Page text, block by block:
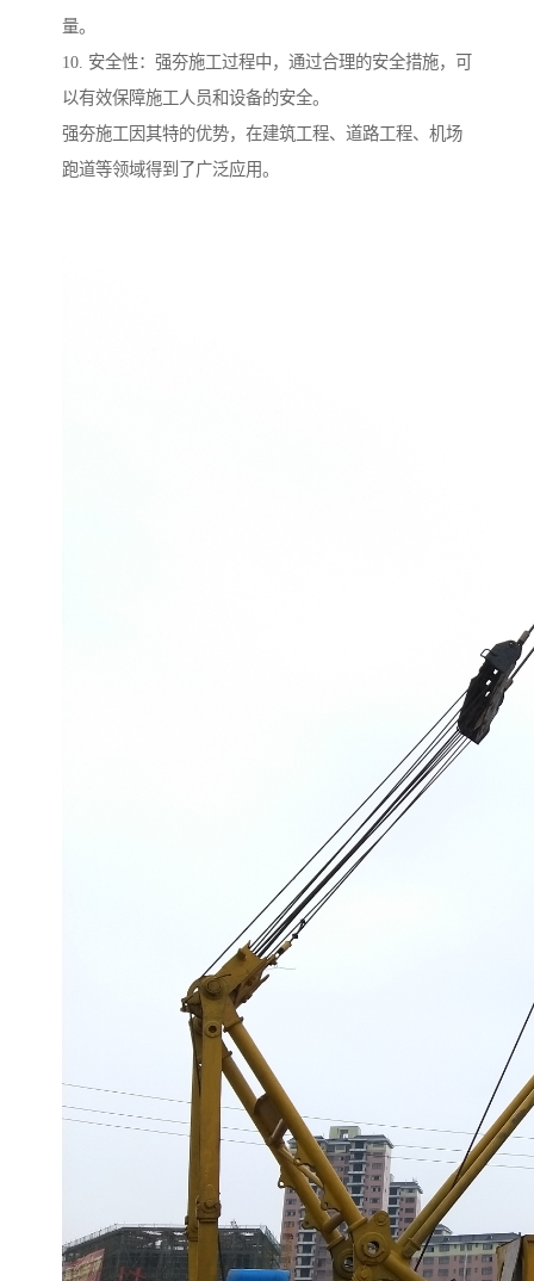
量。
10. 安全性：强夯施工过程中，通过合理的安全措施，可
以有效保障施工人员和设备的安全。
强夯施工因其特的优势，在建筑工程、道路工程、机场
跑道等领域得到了广泛应用。